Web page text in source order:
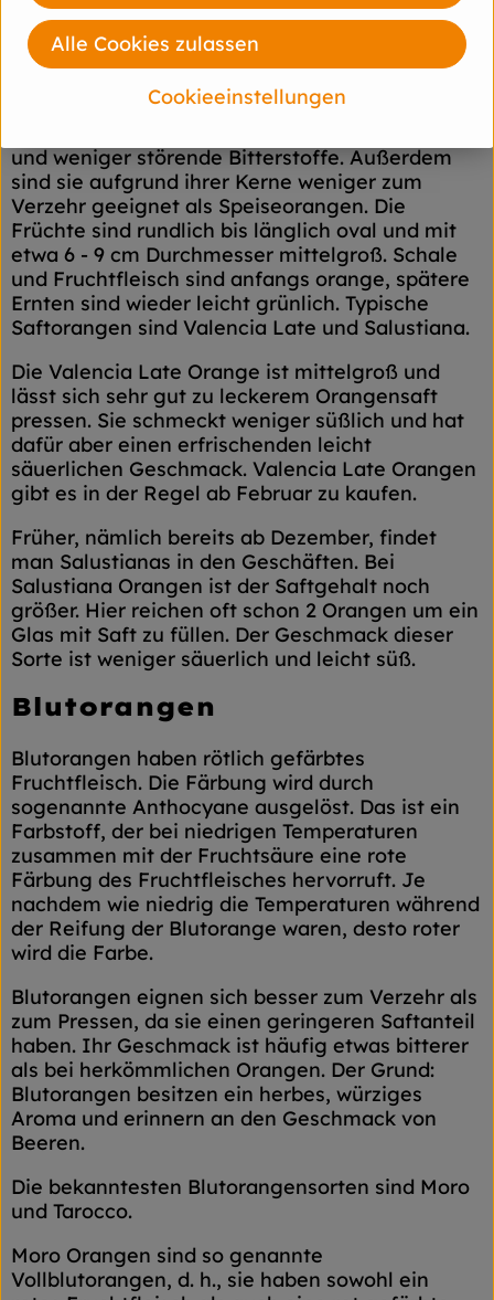
schmecken deshalb am besten im Februar, März
und April.
Saftorangen
und weniger störende Bitterstoffe. Außerdem
sind sie aufgrund ihrer Kerne weniger zum
Verzehr geeignet als Speiseorangen. Die
Früchte sind rundlich bis länglich oval und mit
etwa 6 - 9 cm Durchmesser mittelgroß. Schale
und Fruchtfleisch sind anfangs orange, spätere
Ernten sind wieder leicht grünlich. Typische
Saftorangen sind Valencia Late und Salustiana.
Die Valencia Late Orange ist mittelgroß und
lässt sich sehr gut zu leckerem Orangensaft
pressen. Sie schmeckt weniger süßlich und hat
dafür aber einen erfrischenden leicht
säuerlichen Geschmack. Valencia Late Orangen
gibt es in der Regel ab Februar zu kaufen.
Früher, nämlich bereits ab Dezember, findet
man Salustianas in den Geschäften. Bei
Salustiana Orangen ist der Saftgehalt noch
größer. Hier reichen oft schon 2 Orangen um ein
Glas mit Saft zu füllen. Der Geschmack dieser
Sorte ist weniger säuerlich und leicht süß.
Blutorangen
Blutorangen haben rötlich gefärbtes
Fruchtfleisch. Die Färbung wird durch
sogenannte Anthocyane ausgelöst. Das ist ein
Farbstoff, der bei niedrigen Temperaturen
zusammen mit der Fruchtsäure eine rote
Färbung des Fruchtfleisches hervorruft. Je
nachdem wie niedrig die Temperaturen während
der Reifung der Blutorange waren, desto roter
wird die Farbe.
Blutorangen eignen sich besser zum Verzehr als
zum Pressen, da sie einen geringeren Saftanteil
haben. Ihr Geschmack ist häufig etwas bitterer
als bei herkömmlichen Orangen. Der Grund:
Blutorangen besitzen ein herbes, würziges
Aroma und erinnern an den Geschmack von
Beeren.
Die bekanntesten Blutorangensorten sind Moro
und Tarocco.
Moro Orangen sind so genannte
Vollblutorangen, d. h., sie haben sowohl ein
Cookieeinstellungen
Alle Cookies zulassen